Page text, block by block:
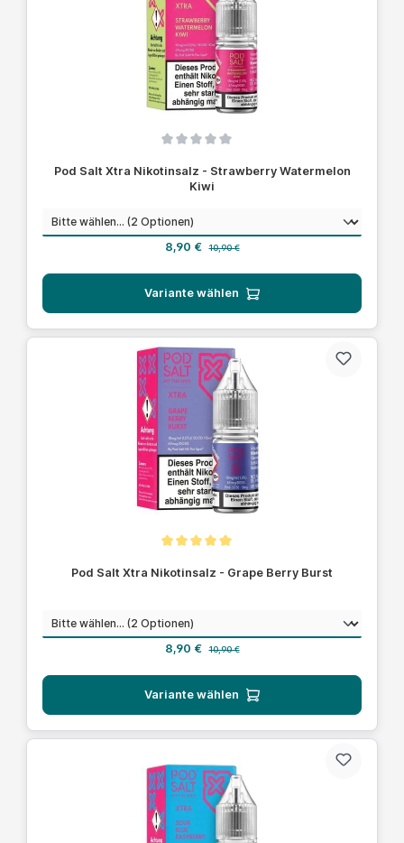
Pod Salt Xtra Nikotinsalz - Strawberry Watermelon
Kiwi
Nikotinstärkeauswählen
Verkaufspreis:
8,90 € Regulärer Preis:
10,90 €
Variante wählen
Pod Salt Xtra Nikotinsalz - Grape Berry Burst
Nikotinstärkeauswählen
Verkaufspreis:
8,90 € 10,90 €
Variante wählen